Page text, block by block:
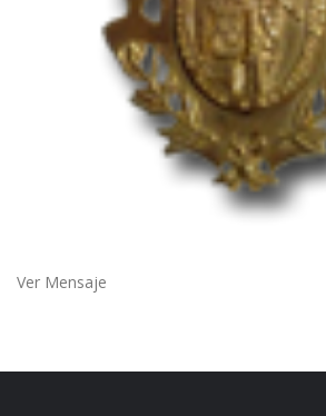
Ver Mensaje